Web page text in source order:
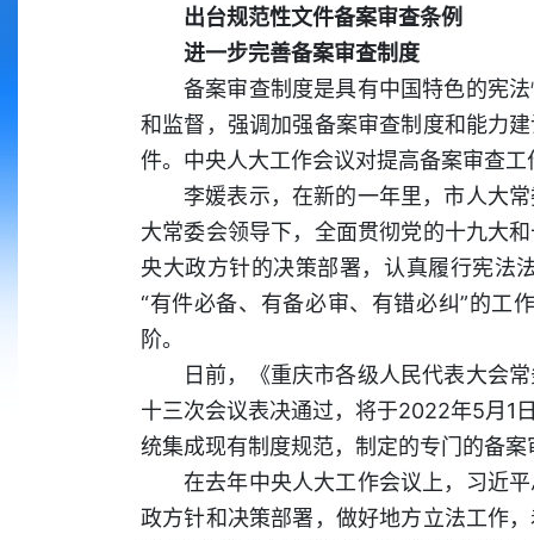
出台规范性文件备案审查条例
进一步完善备案审查制度
备案审查制度是具有中国特色的宪
和监督，强调加强备案审查制度和能力
件。中央人大工作会议对提高备案审查
李媛表示，在新的一年里，市人大
大常委会领导下，全面贯彻党的十九大
央大政方针的决策部署，认真履行宪法
“有件必备、有备必审、有错必纠”的工
阶。
日前，《重庆市各级人民代表大会
十三次会议表决通过，将于2022年5月1
统集成现有制度规范，制定的专门的备
在去年中央人大工作会议上，习近
政方针和决策部署，做好地方立法工作